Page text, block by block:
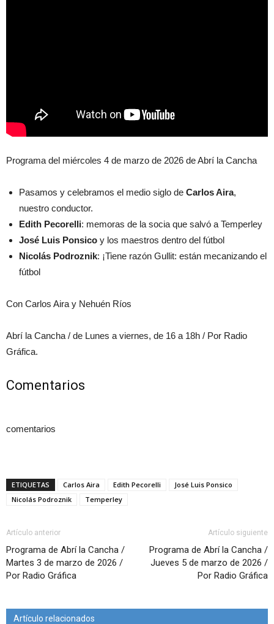
Programa del miércoles 4 de marzo de 2026 de Abrí la Cancha
Pasamos y celebramos el medio siglo de Carlos Aira,
nuestro conductor.
Edith Pecorelli: memoras de la socia que salvó a Temperley
José Luis Ponsico y los maestros dentro del fútbol
Nicolás Podroznik: ¡Tiene razón Gullit: están mecanizando el
fútbol
Con Carlos Aira y Nehuén Ríos
Abrí la Cancha / de Lunes a viernes, de 16 a 18h / Por Radio
Gráfica.
Comentarios
comentarios
ETIQUETAS Carlos Aira Edith Pecorelli
José Luis Ponsico
Nicolás Podroznik
Temperley
Artículo anterior
Programa de Abrí la Cancha /
Martes 3 de marzo de 2026 /
Por Radio Gráfica
Artículo siguiente
Programa de Abrí la Cancha /
Jueves 5 de marzo de 2026 /
Por Radio Gráfica
Artículo relacionados